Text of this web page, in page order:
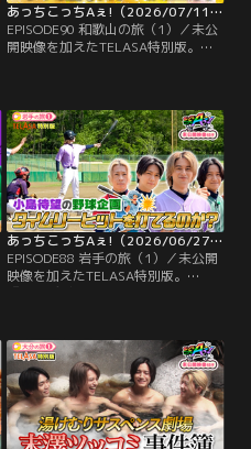
あっちこっちAぇ!（2026/07/11放送分）第90話
EPISODE90 和歌山の旅（1）／未公
開映像を加えたTELASA特別版。小
大好物、和歌山ラーメンのお店へ。
ラーメンを堪能した上に、お店から
誕生日プレゼントとして最新ゲーム
機を用意してもらうおもてなしぶり
にメンバーから不満続出！？
あっちこっちAぇ!（2026/06/27放送分）第88話
EPISODE88 岩手の旅（1）／未公開
映像を加えたTELASA特別版。
『祝！デビュー2周年特別企画メン
メンバーのご褒美企画。第一弾は小
島が「タイムリーヒットを打ちた
い」という願いを叶えるため、3イ
ニング攻撃のみの特別ルールで地元
中学生と対決！